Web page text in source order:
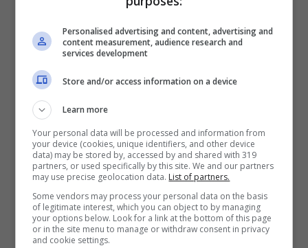
Ballando con le stelle: il punto sul regolamento e sugli
eventuali cambiamenti – ansa foto – uspms.it
Modalità di Votazione e Punteggio
Il pubblico da casa e una giuria in studio
esprimono le loro preferenze, che si
traducono in due classifiche separate: una
popolare e una tecnica. La votazione social,
Personalised advertising and content, advertising and
content measurement, audience research and
services development
Store and/or access information on a device
Learn more
Your personal data will be processed and information from
your device (cookies, unique identifiers, and other device
data) may be stored by, accessed by and shared with 319
partners, or used specifically by this site. We and our partners
may use precise geolocation data. List of partners.
Some vendors may process your personal data on the basis
of legitimate interest, which you can object to by managing
your options below. Look for a link at the bottom of this page
or in the site menu to manage or withdraw consent in privacy
and cookie settings.